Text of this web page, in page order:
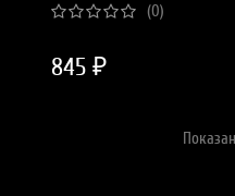
(0)
845 ₽